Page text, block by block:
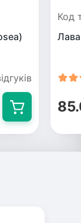
Код